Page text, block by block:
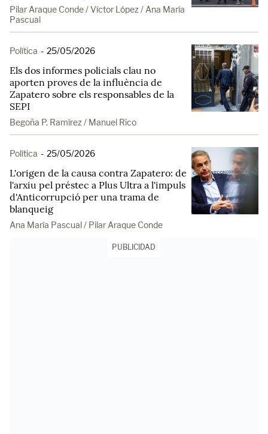
Pilar Araque Conde / Víctor López / Ana María
Pascual
Política - 25/05/2026
Els dos informes policials clau no
aporten proves de la influència de
Zapatero sobre els responsables de la
SEPI
Begoña P. Ramírez / Manuel Rico
Política - 25/05/2026
L'origen de la causa contra Zapatero: de
l'arxiu pel préstec a Plus Ultra a l'impuls
d'Anticorrupció per una trama de
blanqueig
Ana María Pascual / Pilar Araque Conde
PUBLICIDAD